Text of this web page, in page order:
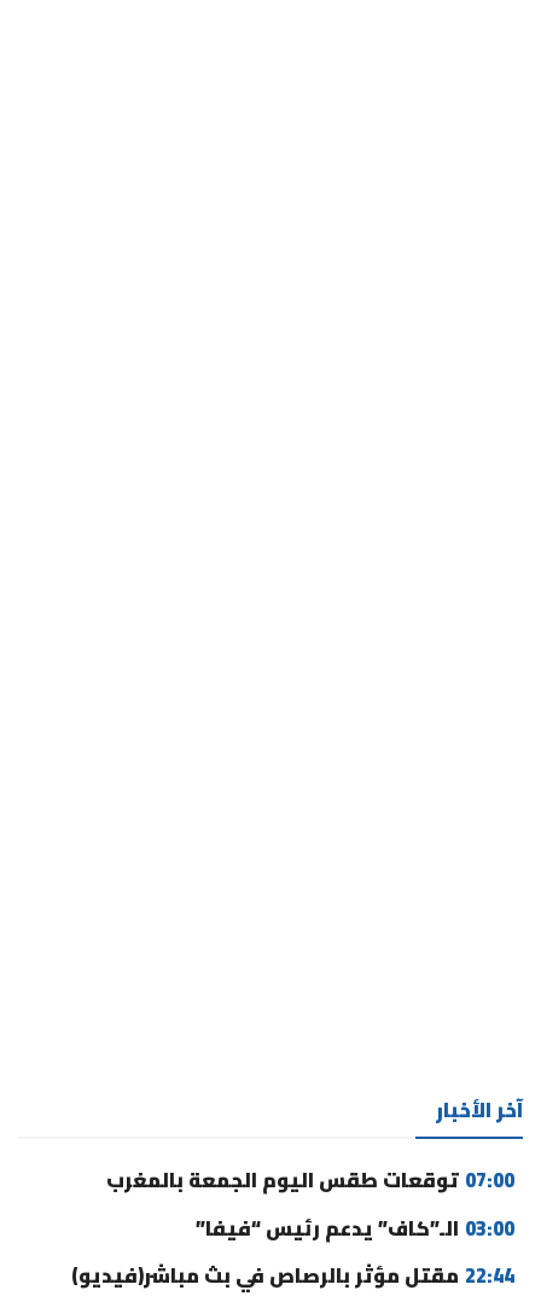
آخر الأخبار
07:00 توقعات طقس اليوم الجمعة بالمغرب
03:00 الـ”كاف” يدعم رئيس “فيفا”
22:44 مقتل مؤثر بالرصاص في بث مباشر(فيديو)